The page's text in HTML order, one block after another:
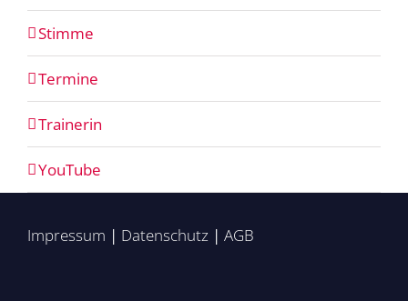
Stimme
Termine
Trainerin
YouTube
Impressum | Datenschutz | AGB